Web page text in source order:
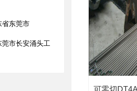
省东莞市
市长安涌头工